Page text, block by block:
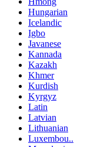
Hungarian
Icelandic
Igbo
Javanese
Kannada
Kazakh
Khmer
Kurdish
Kyrgyz
Latin
Latvian
Lithuanian
Luxembou..